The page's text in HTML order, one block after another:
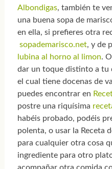
Albondigas, también te
una buena sopa de
en ella, si prefieres otra
sopademarisco.net, y de
lubina al horno al limon.
dar un toque distinto a tu
el cual tiene docenas de
puedes encontrar en
postre una riquísima
habéis probado, podéis
polenta, o usar la Receta
para cualquier otra cosa
ingrediente para otro
acompañar otra comida